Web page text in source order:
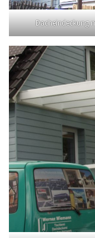
Dacheindeckung